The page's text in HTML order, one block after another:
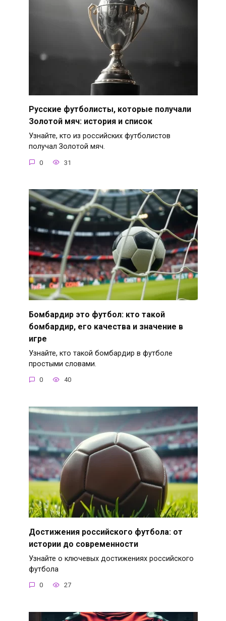
Русские футболисты, которые получали
Золотой мяч: история и список
Узнайте, кто из российских футболистов
получал Золотой мяч.
0 31
Бомбардир это футбол: кто такой
бомбардир, его качества и значение в
игре
Узнайте, кто такой бомбардир в футболе
простыми словами.
0 40
Достижения российского футбола: от
истории до современности
Узнайте о ключевых достижениях российского
футбола
0 27